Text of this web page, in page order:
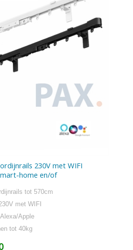
230V met WIFI
home en/of
tot 570cm
met WIFI
Apple
tot 40kg